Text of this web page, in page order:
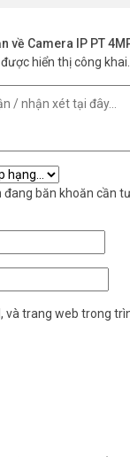
về Camera IP PT
hiển thị công khai.
đang băn khoăn cần
và trang web trong